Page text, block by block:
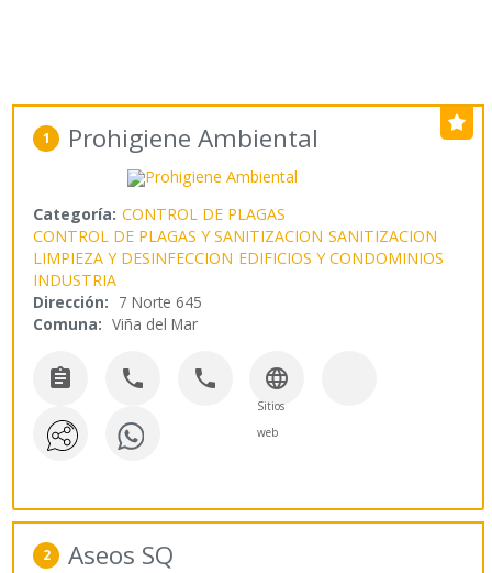
1 Prohigiene Ambiental
Categoría: CONTROL DE PLAGAS
CONTROL DE PLAGAS Y SANITIZACION SANITIZACION
LIMPIEZA Y DESINFECCION EDIFICIOS Y CONDOMINIOS
INDUSTRIA
Dirección: 7 Norte 645
Comuna: Viña del Mar
   
Sitios
web
2 Aseos SQ